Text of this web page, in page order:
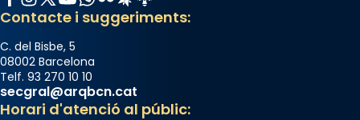
Contacte i suggeriments:
C. del Bisbe, 5
08002 Barcelona
Telf. 93 270 10 10
secgral@arqbcn.cat
Horari d'atenció al públic: